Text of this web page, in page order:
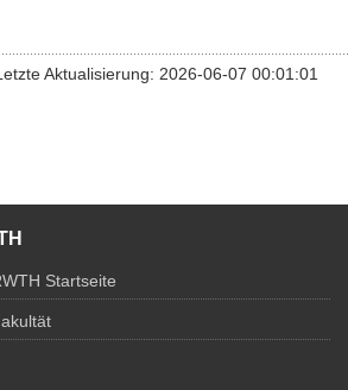
Aktualisierung: 2026-06-07 00:01:01
Startseite